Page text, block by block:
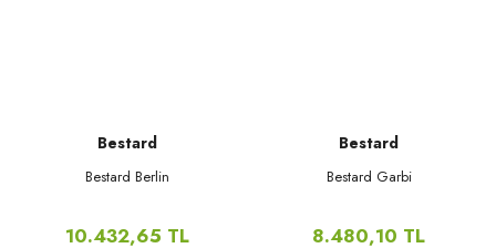
Bestard
Bestard Berlin
10.432,65 TL
Bestard
Bestard Garbi
8.480,10 TL